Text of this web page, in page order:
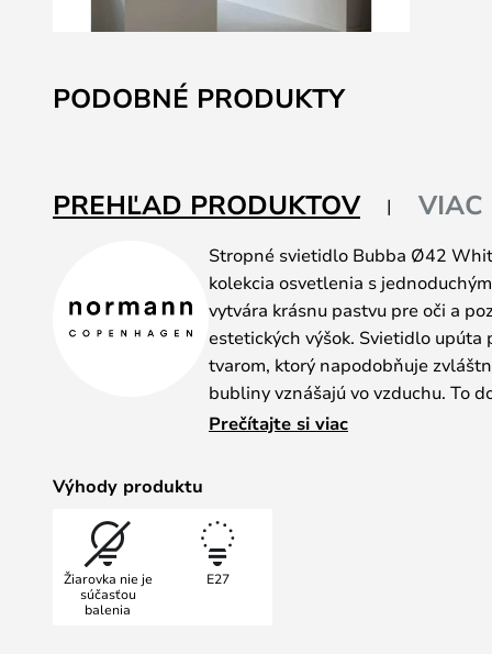
na
začiatok
PODOBNÉ PRODUKTY
PREHĽAD PRODUKTOV VIAC
Stropné svietidlo Bubba Ø42
kolekcia osvetlenia s
vytvára krásnu pastvu pre oči a
estetických výšok. Svietidlo
tvarom, ktorý napodobňuje
bubliny vznášajú vo vzduchu. To
sa výraz, ktorý sa dobre hodí k
nástenné a stropné svietidlo,
z opálového skla. Tienidlo je
vnútri vyžaruje len jemnú
Prečítajte si viac
Výhody produktu
Žiarovka nie je
súčasťou
balenia
E27